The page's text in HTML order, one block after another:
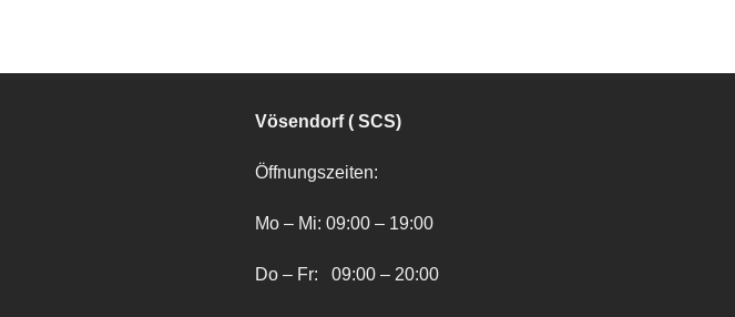
Vösendorf ( SCS)
Öffnungszeiten:
Mo – Mi: 09:00 – 19:00
Do – Fr: 09:00 – 20:00